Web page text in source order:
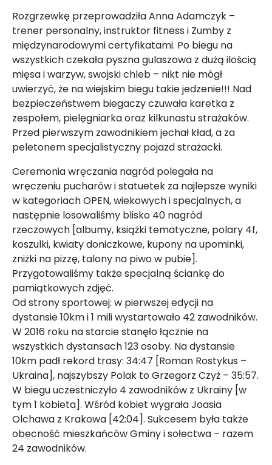
Rozgrzewkę przeprowadziła Anna Adamczyk –
trener personalny, instruktor fitness i Zumby z
międzynarodowymi certyfikatami. Po biegu na
wszystkich czekała pyszna gulaszowa z dużą ilością
mięsa i warzyw, swojski chleb – nikt nie mógł
uwierzyć, że na wiejskim biegu takie jedzenie!!! Nad
bezpieczeństwem biegaczy czuwała karetka z
zespołem, pielęgniarka oraz kilkunastu strażaków.
Przed pierwszym zawodnikiem jechał kład, a za
peletonem specjalistyczny pojazd strażacki.
Ceremonia wręczania nagród polegała na
wręczeniu pucharów i statuetek za najlepsze wyniki
w kategoriach OPEN, wiekowych i specjalnych, a
następnie losowaliśmy blisko 40 nagród
rzeczowych [albumy, książki tematyczne, polary 4f,
koszulki, kwiaty doniczkowe, kupony na upominki,
zniżki na pizzę, talony na piwo w pubie].
Przygotowaliśmy także specjalną ściankę do
pamiątkowych zdjęć.
Od strony sportowej: w pierwszej edycji na
dystansie 10km i 1 mili wystartowało 42 zawodników.
W 2016 roku na starcie stanęło łącznie na
wszystkich dystansach 123 osoby. Na dystansie
10km padł rekord trasy: 34:47 [Roman Rostykus –
Ukraina], najszybszy Polak to Grzegorz Czyż – 35:57.
W biegu uczestniczyło 4 zawodników z Ukrainy [w
tym 1 kobieta]. Wśród kobiet wygrała Joasia
Olchawa z Krakowa [42:04]. Sukcesem była także
obecność mieszkańców Gminy i sołectwa – razem
24 zawodników.